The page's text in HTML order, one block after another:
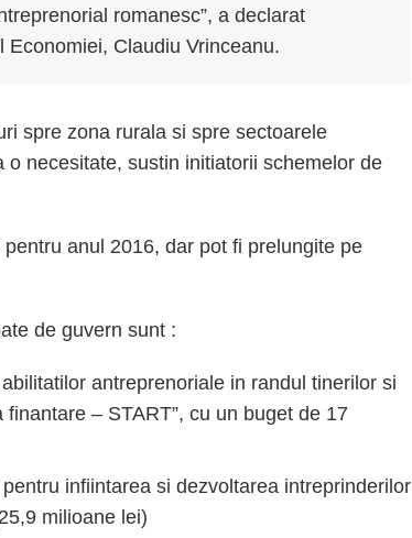
romanesc”, a declarat
Claudiu Vrinceanu.
spre zona rurala si spre sectoarele
necesitate, sustin initiatorii schemelor de
anul 2016, dar pot fi prelungite pe
de guvern sunt :
antreprenoriale in randul tinerilor si
– START”, cu un buget de 17
infiintarea si dezvoltarea intreprinderilor
milioane lei)